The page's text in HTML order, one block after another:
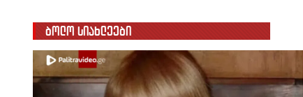
ბოლო სიახლეები